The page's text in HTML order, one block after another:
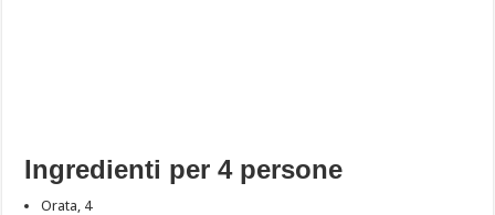
Ingredienti per 4 persone
Orata, 4